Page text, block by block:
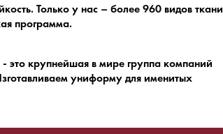
Только у нас – более 960 видов ткани
программа.
это крупнейшая в мире группа компаний
униформу для именитых